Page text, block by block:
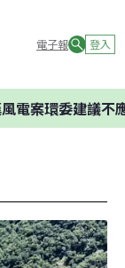
電子報 登入
建議不應開發